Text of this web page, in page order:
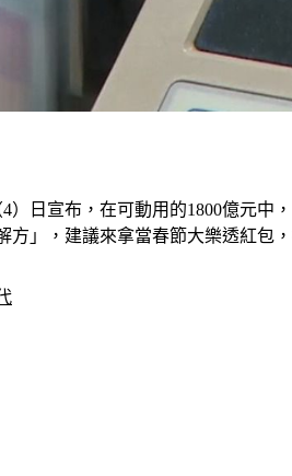
日宣布，在可動用的1800億元
」，建議來拿當春節大樂透紅包